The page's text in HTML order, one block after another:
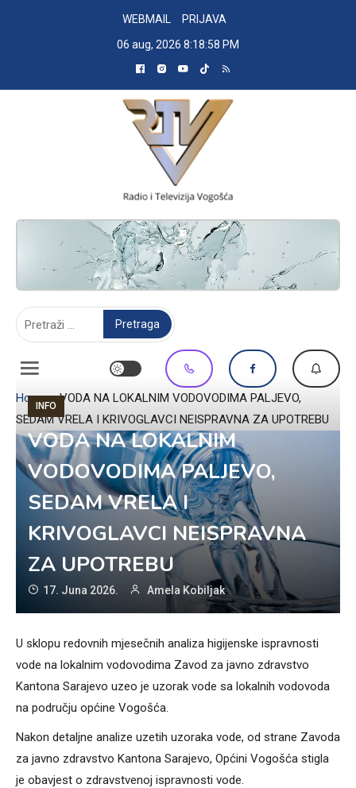
WEBMAIL
PRIJAVA
06 aug, 2026 8:18:59 PM
RADIO TELEVIZIJA VOGOŠĆA
Home»VODA NA LOKALNIM VODOVODIMA PALJEVO,
SEDAM VRELA I KRIVOGLAVCI NEISPRAVNA ZA UPOTREBU
INFO
VODA NA LOKALNIM
VODOVODIMA PALJEVO,
SEDAM VRELA I
KRIVOGLAVCI NEISPRAVNA
ZA UPOTREBU
17. Juna 2026. Amela Kobiljak
U sklopu redovnih mjesečnih analiza higijenske ispravnosti
vode na lokalnim vodovodima Zavod za javno zdravstvo
Kantona Sarajevo uzeo je uzorak vode sa lokalnih vodovoda
na području općine Vogošća.
Nakon detaljne analize uzetih uzoraka vode, od strane Zavoda
za javno zdravstvo Kantona Sarajevo, Općini Vogošća stigla
je obavjest o zdravstvenoj ispravnosti vode.